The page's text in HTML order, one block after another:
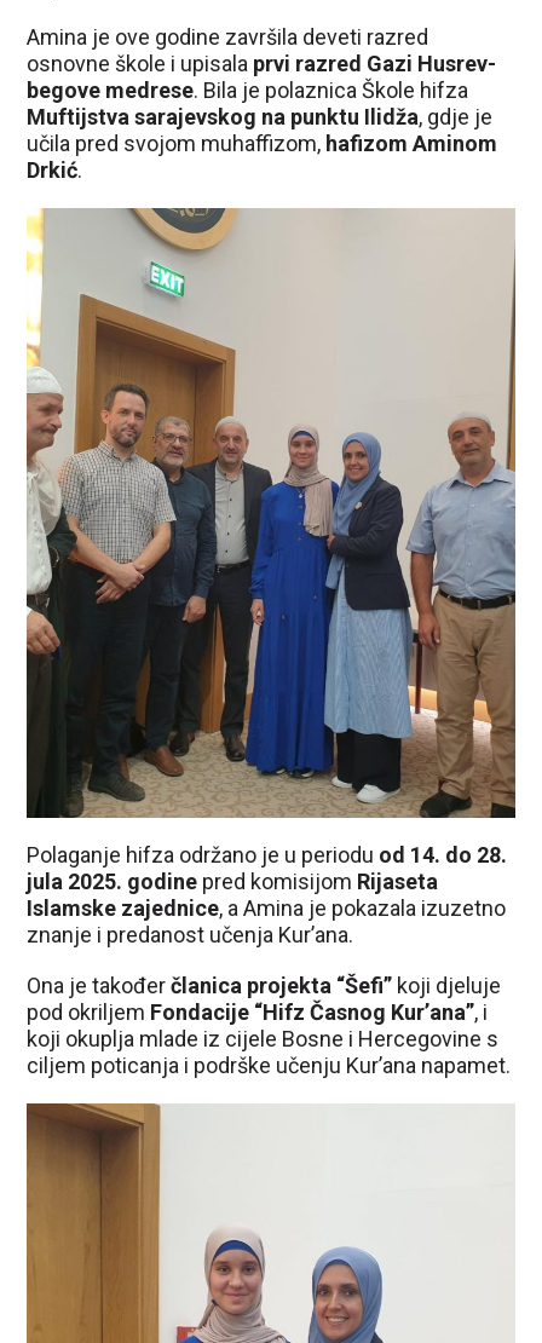
Amina je ove godine završila deveti razred
osnovne škole i upisala prvi razred Gazi Husrev-
begove medrese. Bila je polaznica Škole hifza
Muftijstva sarajevskog na punktu Ilidža, gdje je
učila pred svojom muhaffizom, hafizom Aminom
Drkić.
Polaganje hifza održano je u periodu od 14. do 28.
jula 2025. godine pred komisijom Rijaseta
Islamske zajednice, a Amina je pokazala izuzetno
znanje i predanost učenja Kur’ana.
Ona je takođerčlanica projekta “Šefi” koji djeluje
pod okriljem Fondacije “Hifz Časnog Kur’ana”, i
koji okuplja mlade iz cijele Bosne i Hercegovine s
ciljem poticanja i podrške učenju Kur’ana napamet.